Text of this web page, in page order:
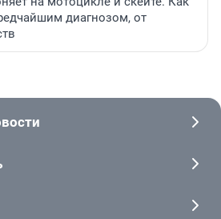
диагнозом, от